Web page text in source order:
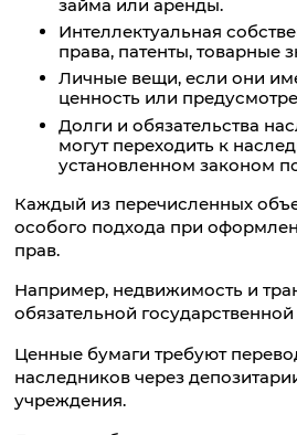
займа или аренды.
Интеллектуальная
права, патенты, товарные
Личные вещи, если они
ценность или
Долги и обязательства
могут переходить к
установленном законом
Каждый из перечисленных
особого подхода при
прав.
Например, недвижимость и
обязательной
Ценные бумаги требуют
наследников через
учреждения.